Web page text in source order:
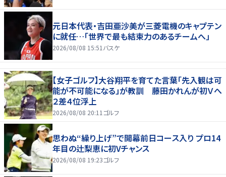
元日本代表・吉田亜沙美が三菱電機のキャプテン
に就任…「世界で最も結束力のあるチームへ」
2026/08/08 15:51 バスケ
【女子ゴルフ】大谷翔平を育てた言葉「先入観は可
能が不可能になる」が教訓 藤田かれんが初Ｖへ
２差４位浮上
2026/08/08 20:11 ゴルフ
思わぬ“繰り上げ”で開幕前日コース入り プロ14
年目の辻梨恵に初Vチャンス
2026/08/08 19:23ゴルフ